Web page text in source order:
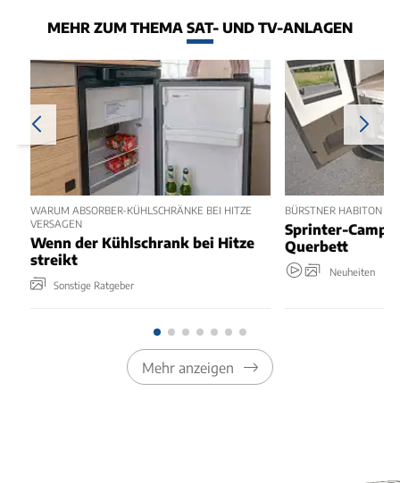
MEHR ZUM THEMA SAT- UND TV-ANLAGEN
WARUM ABSORBER-KÜHLSCHRÄNKE BEI HITZE
VERSAGEN
Wenn der Kühlschrank bei Hitze
streikt
Sonstige Ratgeber
BÜRSTNER HABITON 6.1
Sprinter-
Querbett
Neuheiten
Mehr anzeigen